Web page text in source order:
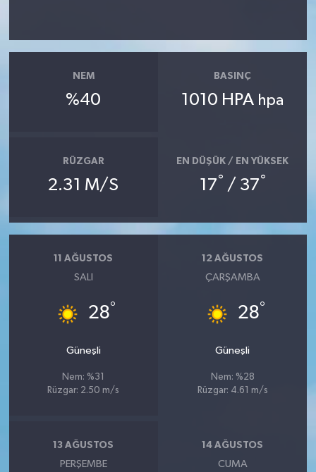
NEM
%40
BASINÇ
1010 HPA hpa
RÜZGAR
2.31 M/S
EN DÜŞÜK / EN YÜKSEK
17° / 37°
11 AĞUSTOS
SALI
28°
Güneşli
Nem: %31
Rüzgar: 2.50 m/s
12 AĞUSTOS
ÇARŞAMBA
28°
Güneşli
Nem: %28
Rüzgar: 4.61 m/s
13 AĞUSTOS
PERŞEMBE
14 AĞUSTOS
CUMA